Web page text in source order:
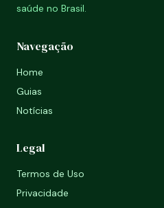
saúde no Brasil.
Navegação
Home
Guias
Notícias
Legal
Termos de Uso
Privacidade